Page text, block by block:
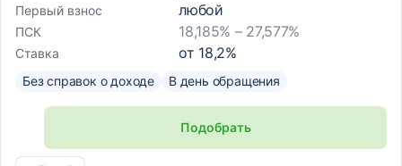
Первый взнос любой
ПСК 18,185% – 27,577%
Ставка от 18,2%
Без справок о доходе В день обращения
Подобрать
Лиц. №2275